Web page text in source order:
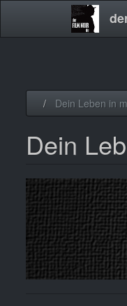
Main
Dein Leben in
Dein